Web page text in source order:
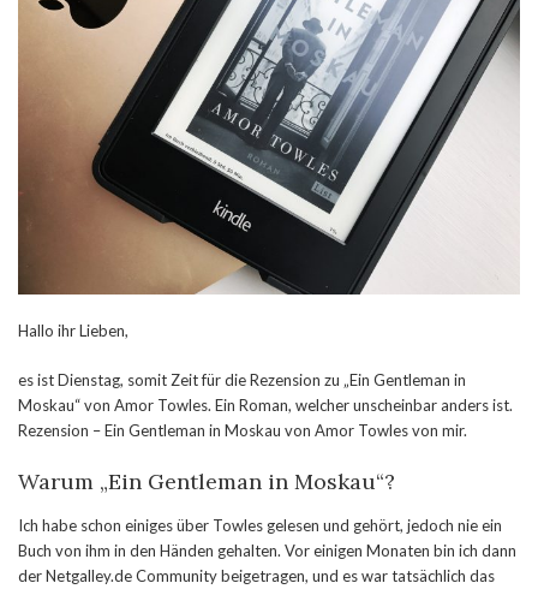
Hallo ihr Lieben,
es ist Dienstag, somit Zeit für die Rezension zu „Ein Gentleman in
Moskau“ von Amor Towles. Ein Roman, welcher unscheinbar anders ist.
Rezension – Ein Gentleman in Moskau von Amor Towles von mir.
Warum „Ein Gentleman in Moskau“?
Ich habe schon einiges über Towles gelesen und gehört, jedoch nie ein
Buch von ihm in den Händen gehalten. Vor einigen Monaten bin ich dann
der Netgalley.de Community beigetragen, und es war tatsächlich das